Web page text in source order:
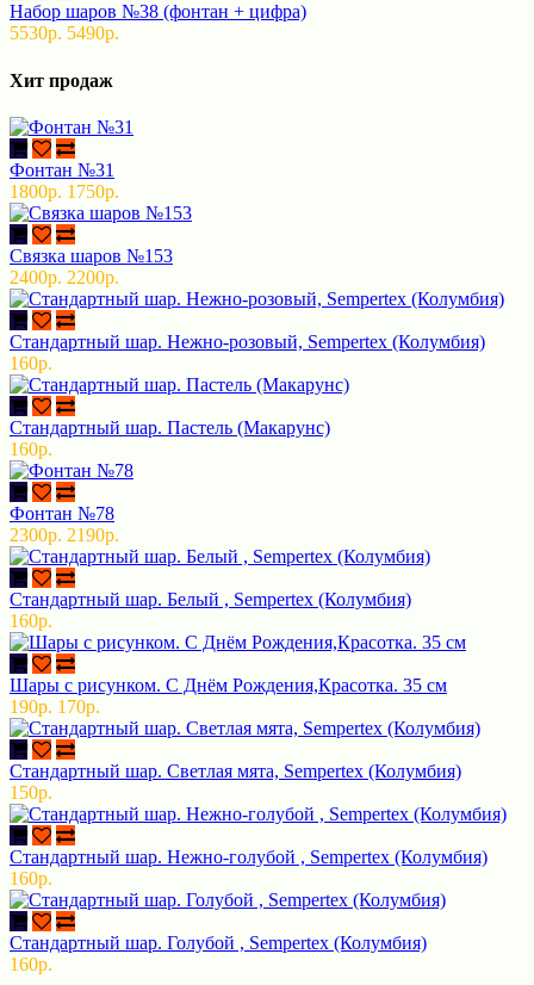
Набор шаров №38 (фонтан + цифра)
5530р. 5490р.
Хит продаж
Фонтан №31
1800р. 1750р.
Связка шаров №153
2400р. 2200р.
Стандартный шар. Нежно-розовый, Sempertex (Колумбия)
160р.
Стандартный шар. Пастель (Макарунс)
160р.
Фонтан №78
2300р. 2190р.
Стандартный шар. Белый , Sempertex (Колумбия)
160р.
Шары с рисунком. С Днём Рождения,Красотка. 35 см
190р. 170р.
Стандартный шар. Светлая мята, Sempertex (Колумбия)
150р.
Стандартный шар. Нежно-голубой , Sempertex (Колумбия)
160р.
Стандартный шар. Голубой , Sempertex (Колумбия)
160р.